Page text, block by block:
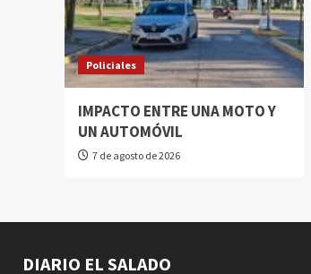
Policiales
IMPACTO ENTRE UNA MOTO Y
UN AUTOMÓVIL
7 de agosto de 2026
DIARIO EL SALADO